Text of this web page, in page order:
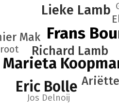
Frans
Marieta
Eric Bolle
Lieke Lamb
Richard Lamb
Mak
Jos Delnoij